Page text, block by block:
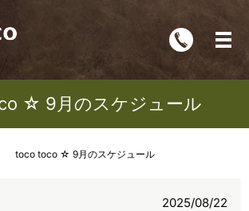
メ
☆ 9月のスケジュール
toco toco ☆ 9月のスケジュール
2025/08/22